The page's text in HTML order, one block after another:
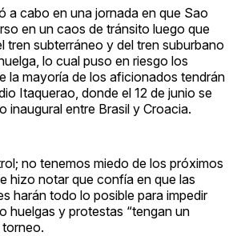
a cabo en una jornada en que Sao
en un caos de tránsito luego que
tren subterráneo y del tren suburbano
lo cual puso en riesgo los
la mayoría de los aficionados tendrán
Itaquerao, donde el 12 de junio se
inaugural entre Brasil y Croacia.
no tenemos miedo de los próximos
hizo notar que confía en que las
harán todo lo posible para impedir
huelgas y protestas “tengan un